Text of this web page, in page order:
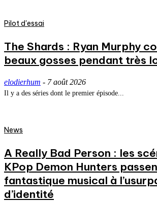
Pilot d'essai
The Shards : Ryan Murphy
beaux gosses pendant très
elodierhum - 7 août 2026
Il y a des séries dont le premier épisode...
News
A Really Bad Person : les
KPop Demon Hunters
fantastique musical à
d’identité